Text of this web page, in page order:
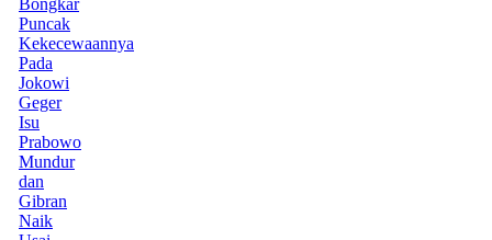
Puncak
Kekecewaannya
Pada
Jokowi
Geger
Isu
Prabowo
Mundur
dan
Gibran
Naik